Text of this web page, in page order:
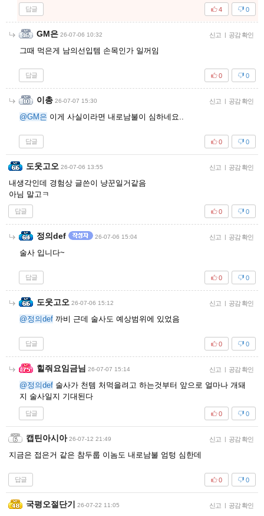
답글 0
4
GM은 26-07-06 10:32 신고 | 공감 확인
그때 먹은게 남의선입템 손목인가 일꺼임
답글 0
0
이총 26-07-07 15:30 신고 | 공감 확인
@GM은 이게 사실이라면 내로남불이 심하네요..
답글 0
0
도웃고오 26-07-06 13:55 신고 | 공감 확인
내생각인데 경험상 글쓴이 냥꾼일거같음
아님 말고ㅋ
답글 0
0
정의def 26-07-06 15:04 신고 | 공감 확인
술사 입니다~
답글 0
0
도웃고오 26-07-06 15:12 신고 | 공감 확인
@정의def 까비 근데 술사도 예상범위에 있었음
답글 0
0
힐줘요임금님 26-07-07 15:14 신고 | 공감 확인
@정의def 술사가 천템 처먹을려고 하는것부터 앞으로 얼마나 개돼
지 술사일지 기대된다
답글 0
0
캡틴아시아 26-07-12 21:49 신고 | 공감 확인
지금은 접은거 같은 참두룹 이놈도 내로남불 엄텅 심한데
답글 0
0
국평오절단기 26-07-22 11:05 신고 | 공감 확인